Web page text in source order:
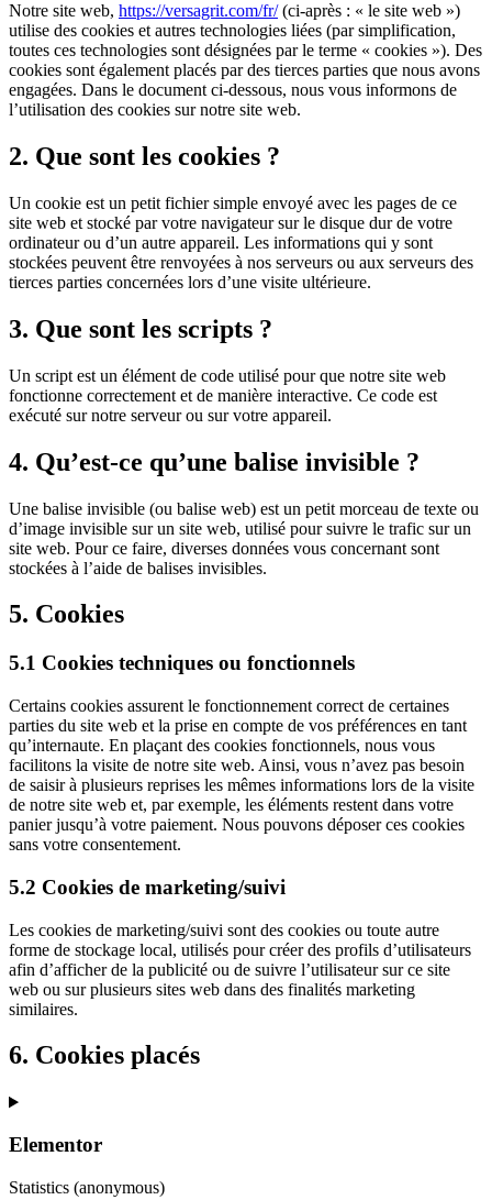
Notre site web, https://versagrit.com/fr/(ci-après : « le site web »)
utilise des cookies et autres technologies liées (par simplification,
toutes ces technologies sont désignées par le terme « cookies »). Des
cookies sont également placés par des tierces parties que nous avons
engagées. Dans le document ci-dessous, nous vous informons de
l’utilisation des cookies sur notre site web.
2. Que sont les cookies ?
Un cookie est un petit fichier simple envoyé avec les pages de ce
site web et stocké par votre navigateur sur le disque dur de votre
ordinateur ou d’un autre appareil. Les informations qui y sont
stockées peuvent être renvoyées à nos serveurs ou aux serveurs des
tierces parties concernées lors d’une visite ultérieure.
3. Que sont les scripts ?
Un script est un élément de code utilisé pour que notre site web
fonctionne correctement et de manière interactive. Ce code est
exécuté sur notre serveur ou sur votre appareil.
4. Qu’est-ce qu’une balise invisible ?
Une balise invisible (ou balise web) est un petit morceau de texte ou
d’image invisible sur un site web, utilisé pour suivre le trafic sur un
site web. Pour ce faire, diverses données vous concernant sont
stockées à l’aide de balises invisibles.
5. Cookies
5.1 Cookies techniques ou fonctionnels
Certains cookies assurent le fonctionnement correct de certaines
parties du site web et la prise en compte de vos préférences en tant
qu’internaute. En plaçant des cookies fonctionnels, nous vous
facilitons la visite de notre site web. Ainsi, vous n’avez pas besoin
de saisir à plusieurs reprises les mêmes informations lors de la visite
de notre site web et, par exemple, les éléments restent dans votre
panier jusqu’à votre paiement. Nous pouvons déposer ces cookies
sans votre consentement.
5.2 Cookies de marketing/suivi
Les cookies de marketing/suivi sont des cookies ou toute autre
forme de stockage local, utilisés pour créer des profils d’utilisateurs
afin d’afficher de la publicité ou de suivre l’utilisateur sur ce site
web ou sur plusieurs sites web dans des finalités marketing
similaires.
6. Cookies placés
Elementor
Statistics (anonymous)